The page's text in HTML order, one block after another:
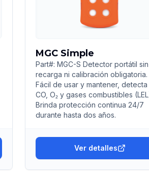
MGC Simple
Part#: MGC-S Detector portátil sin
recarga ni calibración obligatoria.
Fácil de usar y mantener, detecta
CO, O₂ y gases combustibles
Brinda protección continua 24/7
durante hasta dos años.
Ver detalles